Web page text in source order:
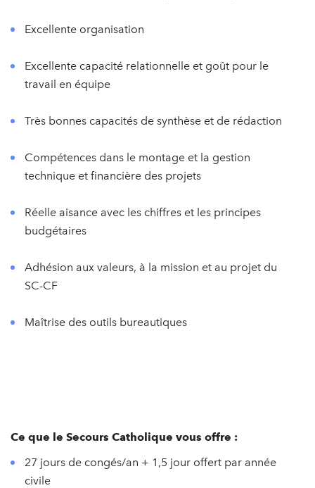
Excellente organisation
Excellente capacité relationnelle et goût pour le
travail en équipe
Très bonnes capacités de synthèse et de rédaction
Compétences dans le montage et la gestion
technique et financière des projets
Réelle aisance avec les chiffres et les principes
budgétaires
Adhésion aux valeurs, à la mission et au projet du
SC-CF
Maîtrise des outils bureautiques
Ce que le Secours Catholique vous offre :
27 jours de congés/an + 1,5 jour offert par année
civile